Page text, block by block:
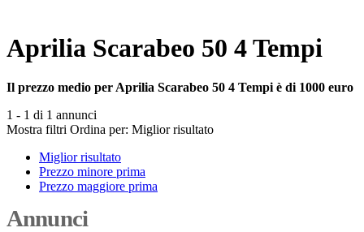
Aprilia Scarabeo 50 4 Tempi
Il prezzo medio per Aprilia Scarabeo 50 4 Tempi è di 1000 euro
1 - 1 di 1 annunci
Mostra filtri Ordina per: Miglior risultato
Miglior risultato
Prezzo minore prima
Prezzo maggiore prima
Annunci